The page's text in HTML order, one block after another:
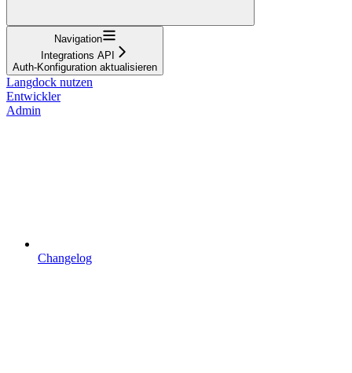
Navigation
Integrations API
Auth-Konfiguration aktualisieren
Langdock nutzen
Entwickler
Admin
Changelog